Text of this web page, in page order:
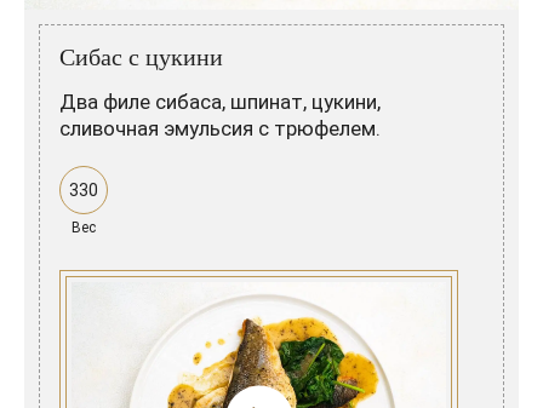
Итальянские вина
Французские вина
Граппа
Водка
Пиво
Сибас с цукини
Два филе сибаса, шпинат, цукини,
сливочная эмульсия с трюфелем.
330
Вес